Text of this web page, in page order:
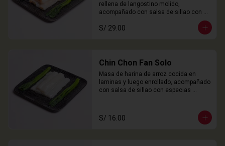
rellena de langostino molido,
acompañado con salsa de sillao con
3 Unidades
S/ 29.00
Chin Chon Fan Solo
Masa de harina de arroz cocida en
laminas y luego enrollado, acompañado
con salsa de sillao con especias
S/ 16.00